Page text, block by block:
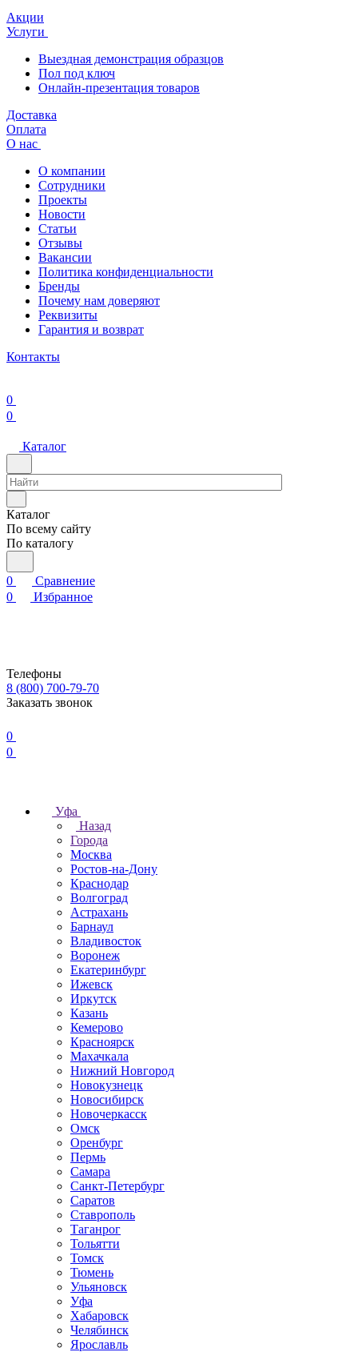
Акции
Услуги
Выездная демонстрация образцов
Пол под ключ
Онлайн-презентация товаров
Доставка
Оплата
О нас
О компании
Сотрудники
Проекты
Новости
Статьи
Отзывы
Вакансии
Политика конфиденциальности
Бренды
Почему нам доверяют
Реквизиты
Гарантия и возврат
Контакты
0
0
Каталог
Каталог
По всему сайту
По каталогу
0
Сравнение
0
Избранное
Телефоны
8 (800) 700-79-70
Заказать звонок
0
0
Уфа
Назад
Города
Москва
Ростов-на-Дону
Краснодар
Волгоград
Астрахань
Барнаул
Владивосток
Воронеж
Екатеринбург
Ижевск
Иркутск
Казань
Кемерово
Красноярск
Махачкала
Нижний Новгород
Новокузнецк
Новосибирск
Новочеркаcск
Омск
Оренбург
Пермь
Самара
Санкт-Петербург
Саратов
Ставрополь
Таганрог
Тольятти
Томск
Тюмень
Ульяновск
Уфа
Хабаровск
Челябинск
Ярославль